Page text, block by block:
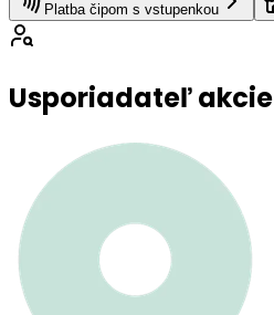
Platba čipom s vstupenkou
Usporiadateľ akcie